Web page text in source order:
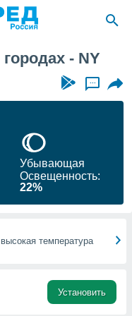
- NY
...
Убывающая
Освещенность:
22%
температура
Установить